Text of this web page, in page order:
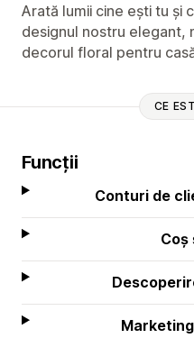
Arată lumii cine ești tu și
designul nostru elegant,
decorul floral pentru
CE
Funcții
Conturi de
Coș